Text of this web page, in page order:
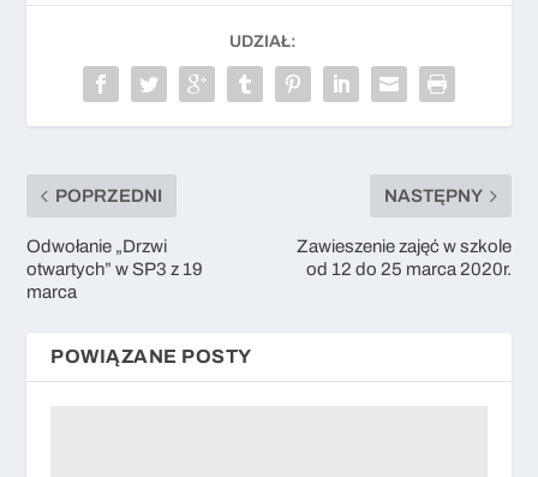
UDZIAŁ:
POPRZEDNI
Odwołanie „Drzwi
otwartych” w SP3 z 19
marca
NASTĘPNY
Zawieszenie zajęć w szkole
od 12 do 25 marca 2020r.
POWIĄZANE POSTY